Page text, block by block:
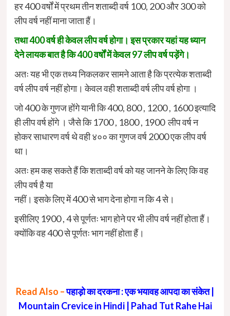
हर 400 वर्षों में प्रथम तीन शताब्दी वर्ष 100, 200 और 300 को
लीप वर्ष नहीं माना जाता हैं।
तथा 400 वर्ष ही केवल लीप वर्ष होगा। इस प्रकार यहां यह ध्यान
देने लायक बात है कि 400 वर्षों में केवल 97 लीप वर्ष पड़ेंगे।
अतः यह भी एक तथ्य निकलकर सामने आता है कि प्रत्येक शताब्दी
वर्ष लीप वर्ष नहीं होगा। केवल वही शताब्दी वर्ष लीप वर्ष होगा ।
जो 400 के गुणज होंगे यानी कि 400, 800 , 1200 , 1600 इत्यादि
ही लीप वर्ष होंगे । जैसे कि 1700 , 1800 , 1900 लीप वर्ष न
होकर साधारण वर्ष थे वही ४०० का गुणज वर्ष 2000 एक लीप वर्ष
था।
अतः हम कह सकते हैं कि शताब्दी वर्ष को यह जानने के लिए कि वह
लीप वर्ष है या
नहीं। इसके लिए में 400 से भाग देना होगा न कि 4 से।
इसीलिए 1900 , 4 से पूर्णतः भाग होने पर भी लीप वर्ष नहीं होता हैं।
क्योंकि वह 400 से पूर्णतः भाग नहीं होता हैं।
Read Also –पहाड़ो का दरकना : एक भयावह आपदा का संकेत |
Mountain Crevice in Hindi | Pahad Tut Rahe Hai